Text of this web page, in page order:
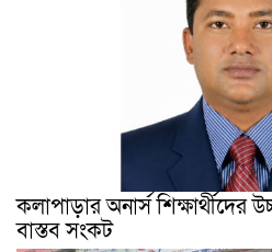
কলাপাড়ার অনার্স শিক্ষার্থীদের
বাস্তব সংকট